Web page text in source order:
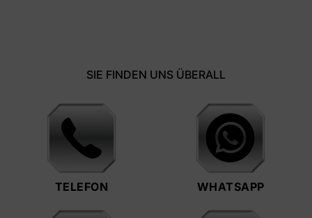
SIE FINDEN UNS ÜBERALL
TELEFON WHATSAPP